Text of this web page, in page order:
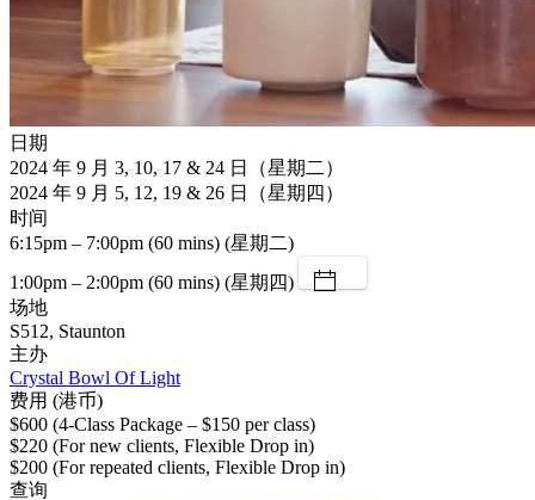
日期
2024 年 9 月 3, 10, 17 & 24 日（星期二）
2024 年 9 月 5, 12, 19 & 26 日（星期四）
时间
6:15pm – 7:00pm (60 mins) (星期二)
1:00pm – 2:00pm (60 mins) (星期四)
场地
S512, Staunton
主办
Crystal Bowl Of Light
费用 (港币)
$600 (4-Class Package – $150 per class)
$220 (For new clients, Flexible Drop in)
$200 (For repeated clients, Flexible Drop in)
查询